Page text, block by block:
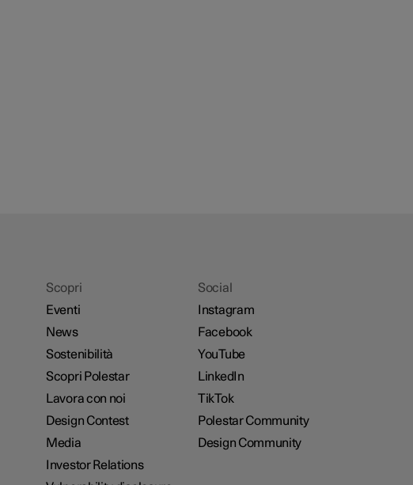
Scopri
Eventi
News
Sostenibilità
Scopri Polestar
Lavora con noi
Design Contest
Media
Investor Relations
Social
Instagram
Facebook
YouTube
LinkedIn
TikTok
Polestar Community
Design Community